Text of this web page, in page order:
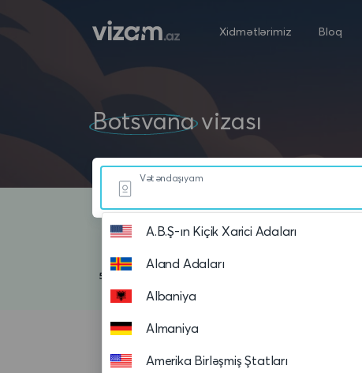
Xidmətlərimiz Bloq
Botsvanavizası
A.B.Ş-ın Kiçik Xarici Adaları
Aland Adaları
Albaniya
Almaniya
Amerika Birləşmiş Ştatları
Vətəndaşıyam